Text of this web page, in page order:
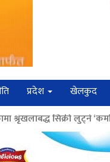
प्रदेश खेलकुद
लुट्ने ‘कर्मा समूह’का